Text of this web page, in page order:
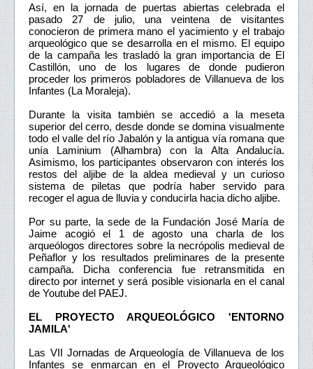
Así, en la jornada de puertas abiertas celebrada el
pasado 27 de julio, una veintena de visitantes
conocieron de primera mano el yacimiento y el trabajo
arqueológico que se desarrolla en el mismo. El equipo
de la campaña les trasladó la gran importancia de El
Castillón, uno de los lugares de donde pudieron
proceder los primeros pobladores de Villanueva de los
Infantes (La Moraleja).
Durante la visita también se accedió a la meseta
superior del cerro, desde donde se domina visualmente
todo el valle del río Jabalón y la antigua vía romana que
unía Laminium (Alhambra) con la Alta Andalucía.
Asimismo, los participantes observaron con interés los
restos del aljibe de la aldea medieval y un curioso
sistema de piletas que podría haber servido para
recoger el agua de lluvia y conducirla hacia dicho aljibe.
Por su parte, la sede de la Fundación José María de
Jaime acogió el 1 de agosto una charla de los
arqueólogos directores sobre la necrópolis medieval de
Peñaflor y los resultados preliminares de la presente
campaña. Dicha conferencia fue retransmitida en
directo por internet y será posible visionarla en el canal
de Youtube del PAEJ.
EL PROYECTO ARQUEOLÓGICO 'ENTORNO
JAMILA'
Las VII Jornadas de Arqueología de Villanueva de los
Infantes se enmarcan en el Proyecto Arqueológico